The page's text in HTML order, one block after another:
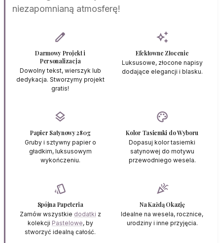
niezapomnianą atmosferę!
edit
Darmowy Projekt i
Personalizacja
Dowolny tekst, wierszyk lub
dedykacja. Stworzymy projekt
gratis!
auto_awesome
Efektowne Złocenie
Luksusowe, złocone napisy
dodające elegancji i blasku.
layers
Papier Satynowy 280g
Gruby i sztywny papier o
gładkim, luksusowym
wykończeniu.
palette
Kolor Tasiemki do Wyboru
Dopasuj kolor tasiemki
satynowej do motywu
przewodniego wesela.
style
Spójna Papeteria
Zamów wszystkie dodatki z
kolekcji Pastelowe, by
stworzyć idealną całość.
celebration
Na Każdą Okazję
Idealne na wesela, rocznice,
urodziny i inne przyjęcia.